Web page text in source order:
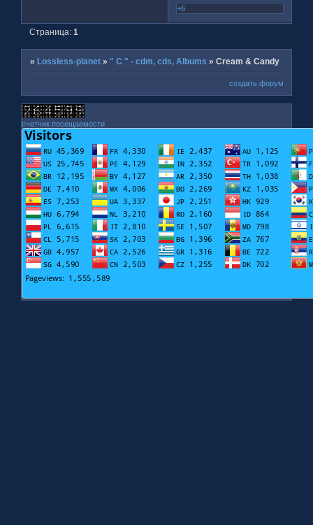
+6
Страница:1
»Lossless-planet » " C " - cdm, cds, Albums »Cream & Candy
создать форум
счетчик посещаемости